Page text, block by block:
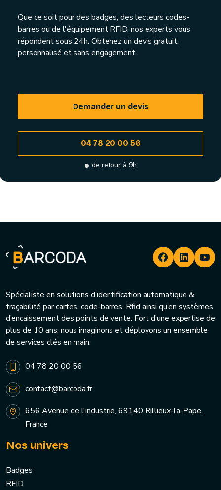
Que ce soit pour des badges, des lecteurs codes-
barres ou de l'équipement RFID, nos experts vous
répondent sous 24h. Obtenez un devis gratuit,
personnalisé et sans engagement.
Demander un devis
04 78 20 00 56
de retour à 9h
Spécialiste en solutions d’identification automatique &
traçabilité par cartes, code-barres, Rfid ainsi qu’en systèmes
d’encaissement des points de vente. Fort d’une expertise de
plus de 10 ans, nous imaginons et déployons un ensemble
de services clés en main.
04 78 20 00 56
contact@barcoda.fr
656 Avenue de l'industrie, 69140 Rillieux-la-Pape,
France
Nos univers
Badges
RFID